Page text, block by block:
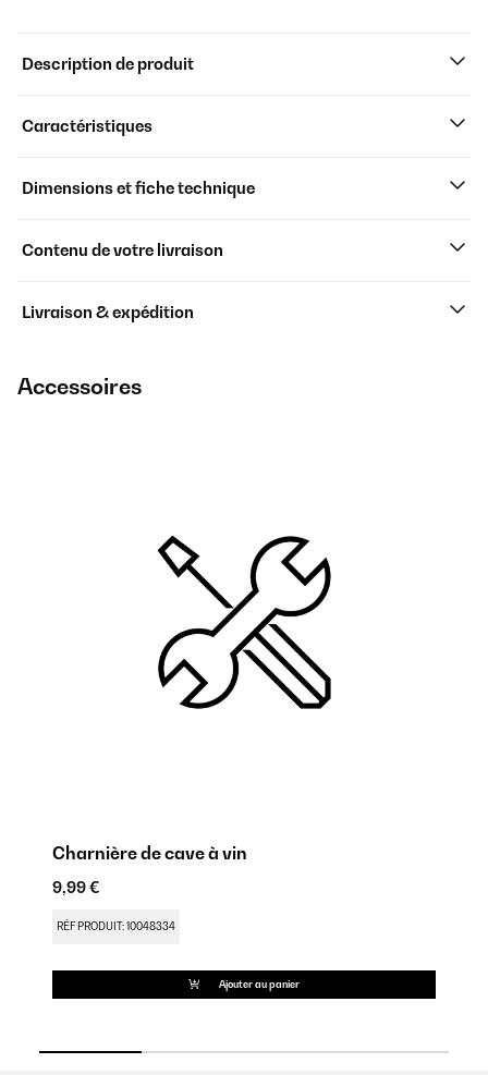
Description de produit
Caractéristiques
Dimensions et fiche technique
Contenu de votre livraison
Livraison & expédition
Accessoires
Charnière de cave à vin
9,99 €
RÉF PRODUIT: 10048334
Ajouter au panier